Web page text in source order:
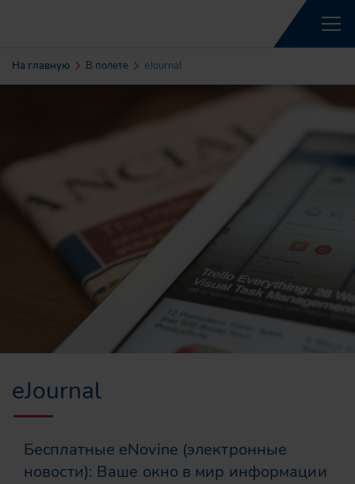
На главную В полете eJournal
eJournal
Бесплатные eNovine (электронные
новости): Ваше окно в мир информации